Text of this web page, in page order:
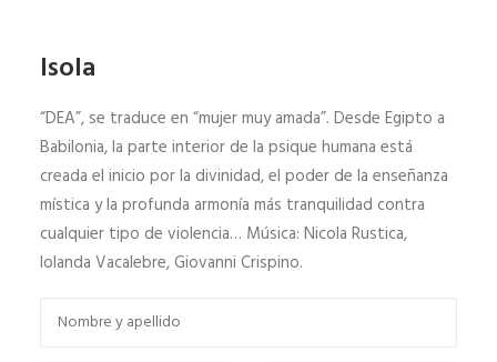
Isola
“DEA”, se traduce en “mujer muy amada”. Desde Egipto a
Babilonia, la parte interior de la psique humana está
creada el inicio por la divinidad, el poder de la enseñanza
mística y la profunda armonía más tranquilidad contra
cualquier tipo de violencia… Música: Nicola Rustica,
Iolanda Vacalebre, Giovanni Crispino.